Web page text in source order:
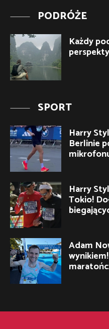
PODRÓŻE
Każdy
SPORT
Harry
Berlinie
Harry
Tokio!
Adam